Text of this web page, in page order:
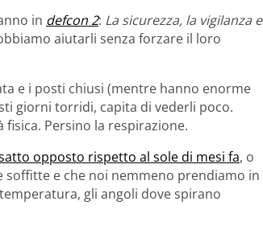
in defcon 2: La sicurezza, la vigilanza e
aiutarli senza forzare il loro
e i posti chiusi (mentre hanno enorme
giorni torridi, capita di vederli poco.
Persino la respirazione.
opposto rispetto al sole di mesi fa, o
soffitte e che noi nemmeno prendiamo in
gli angoli dove spirano